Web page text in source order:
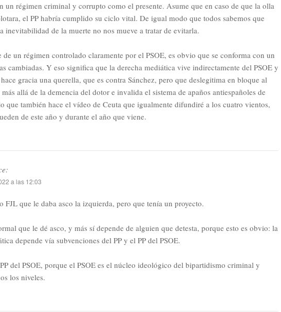
un régimen criminal y corrupto como el presente. Asume que en caso de que la olla
el PP habría cumplido su ciclo vital. De igual modo que todos sabemos que
inevitabilidad de la muerte no nos mueve a tratar de evitarla.
de un régimen controlado claramente por el PSOE, es obvio que se conforma con un
cambiadas. Y eso significa que la derecha mediática vive indirectamente del PSOE y
gracia una querella, que es contra Sánchez, pero que deslegitima en bloque al
allá de la demencia del dotor e invalida el sistema de apaños antiespañoles de
que también hace el vídeo de Ceuta que igualmente difundiré a los cuatro vientos,
de este año y durante el año que viene.
a las 12:03
FJL que le daba asco la izquierda, pero que tenía un proyecto.
que le dé asco, y más sí depende de alguien que detesta, porque esto es obvio: la
depende vía subvenciones del PP y el PP del PSOE.
del PSOE, porque el PSOE es el núcleo ideológico del bipartidismo criminal y
los niveles.